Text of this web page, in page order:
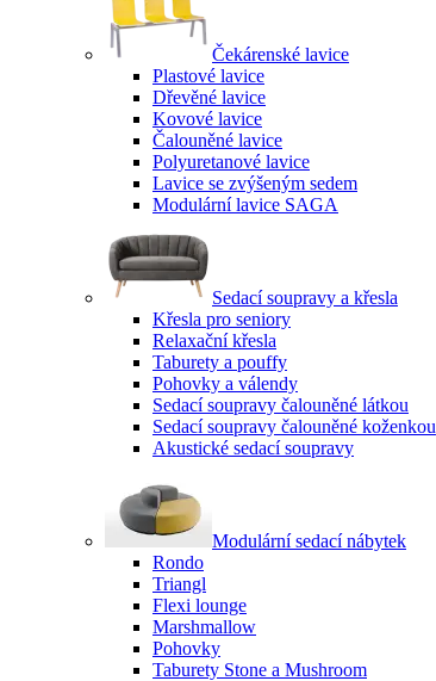
Čekárenské lavice
Plastové lavice
Dřevěné lavice
Kovové lavice
Čalouněné lavice
Polyuretanové lavice
Lavice se zvýšeným sedem
Modulární lavice SAGA
Sedací soupravy a křesla
Křesla pro seniory
Relaxační křesla
Taburety a pouffy
Pohovky a válendy
Sedací soupravy čalouněné látkou
Sedací soupravy čalouněné koženkou
Akustické sedací soupravy
Modulární sedací nábytek
Rondo
Triangl
Flexi lounge
Marshmallow
Pohovky
Taburety Stone a Mushroom